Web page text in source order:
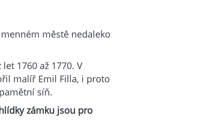
městě nedaleko
1760 až 1770. V
malíř Emil Filla, i proto
síň.
zámku jsou pro